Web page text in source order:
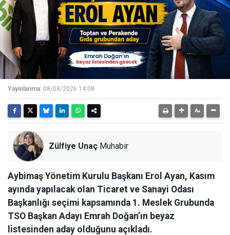
Yayınlanma: 08/08/2026 14:08
Zülfiye Unaç Muhabir
Aybimaş Yönetim Kurulu Başkanı Erol Ayan, Kasım
ayında yapılacak olan Ticaret ve Sanayi Odası
Başkanlığı seçimi kapsamında 1. Meslek Grubunda
TSO Başkan Adayı Emrah Doğan’ın beyaz
listesinden aday olduğunu açıkladı.